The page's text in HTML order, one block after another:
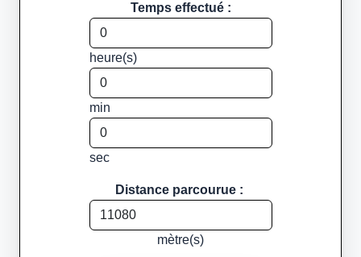
Temps effectué :
heure(s)
min
sec
Distance parcourue :
mètre(s)